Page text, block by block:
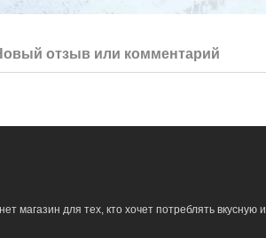
отзыв или комментарий
магазин для тех, кто хочет потреблять вкусную и